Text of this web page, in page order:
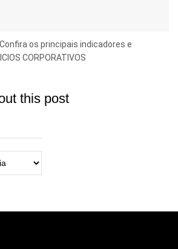
os principais indicadores e
CORPORATIVOS
this post